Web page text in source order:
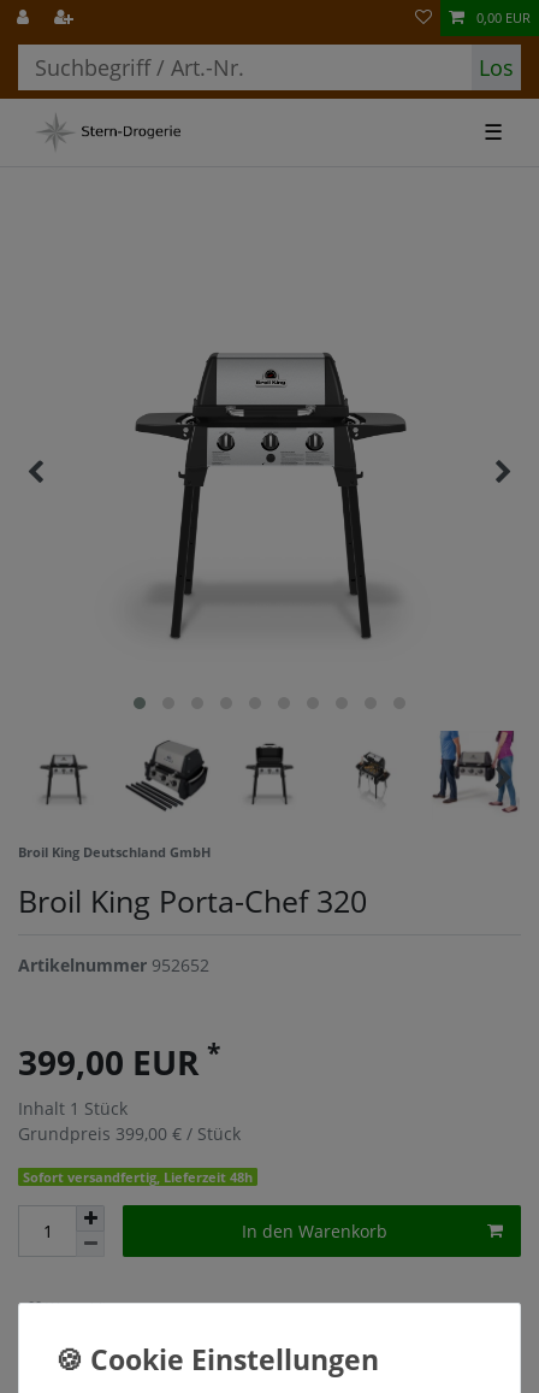
Los
0,00 EUR
☰
Broil King Deutschland GmbH
Broil King Porta-Chef 320
Artikelnummer 952652
399,00 EUR *
Inhalt 1 Stück
Grundpreis 399,00 € / Stück
Sofort versandfertig, Lieferzeit 48h
In den Warenkorb
Wunschliste
* inkl. ges. MwSt. zzgl.Versandkosten